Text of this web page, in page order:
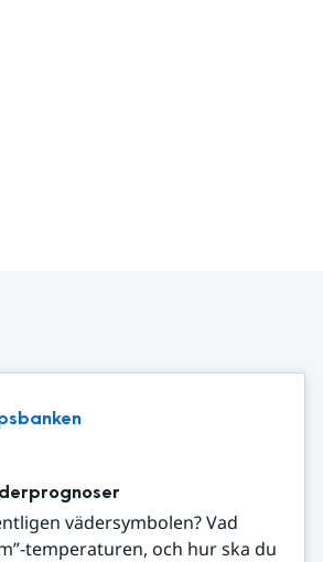
vädersymbolen? Vad
temperaturen, och hur ska du